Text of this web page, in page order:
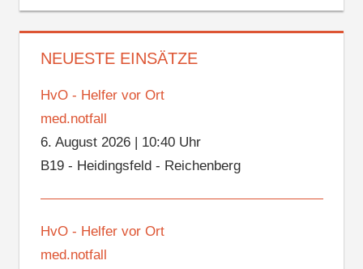
NEUESTE EINSÄTZE
HvO - Helfer vor Ort
med.notfall
6. August 2026| 10:40 Uhr
B19 - Heidingsfeld - Reichenberg
HvO - Helfer vor Ort
med.notfall